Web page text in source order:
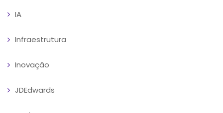
IA
Infraestrutura
Inovação
JDEdwards